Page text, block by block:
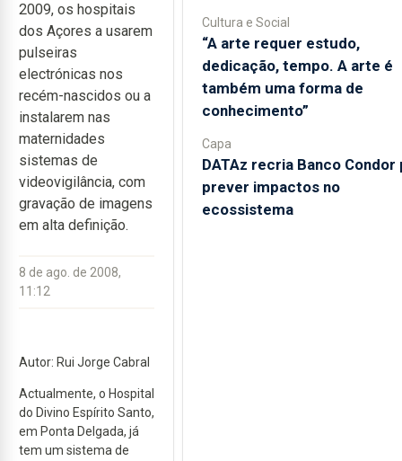
2009, os hospitais
dos Açores a usarem
pulseiras
electrónicas nos
recém-nascidos ou a
instalarem nas
maternidades
sistemas de
videovigilância, com
gravação de imagens
em alta definição.
8 de ago. de 2008,
11:12
Autor: Rui Jorge Cabral
Actualmente, o Hospital
do Divino Espírito Santo,
em Ponta Delgada, já
tem um sistema de
Cultura e Social
“A arte requer estudo,
dedicação, tempo. A arte é
também uma forma de
conhecimento”
Capa
DATAz recria Banco Condor
prever impactos no
ecossistema